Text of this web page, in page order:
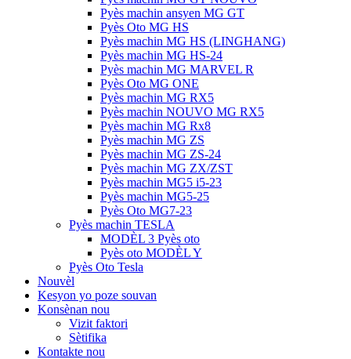
Pyès machin ansyen MG GT
Pyès Oto MG HS
Pyès machin MG HS (LINGHANG)
Pyès machin MG HS-24
Pyès machin MG MARVEL R
Pyès Oto MG ONE
Pyès machin MG RX5
Pyès machin NOUVO MG RX5
Pyès machin MG Rx8
Pyès machin MG ZS
Pyès machin MG ZS-24
Pyès machin MG ZX/ZST
Pyès machin MG5 i5-23
Pyès machin MG5-25
Pyès Oto MG7-23
Pyès machin TESLA
MODÈL 3 Pyès oto
Pyès oto MODÈL Y
Pyès Oto Tesla
Nouvèl
Kesyon yo poze souvan
Konsènan nou
Vizit faktori
Sètifika
Kontakte nou